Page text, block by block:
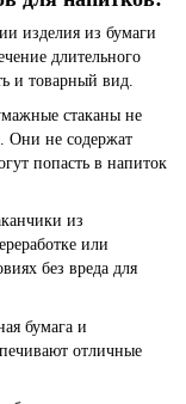
изделия из бумаги
длительного
и товарный вид.
стаканы не
Они не содержат
попасть в напиток
из
или
без вреда для
бумага и
отличные